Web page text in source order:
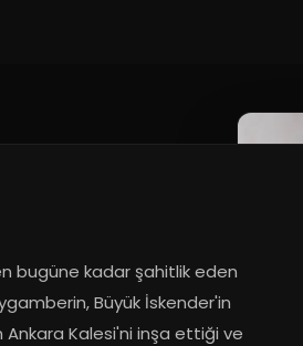
bugüne kadar şahitlik eden
Büyük İskender'in
Ankara Kalesi'ni inşa ettiği ve